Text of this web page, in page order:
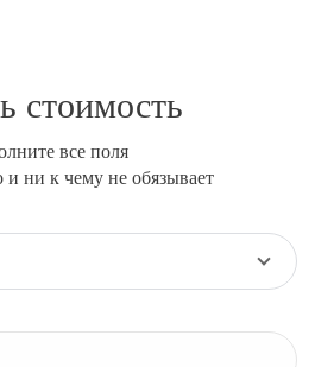
стоимость
все поля
и ни к чему не обязывает